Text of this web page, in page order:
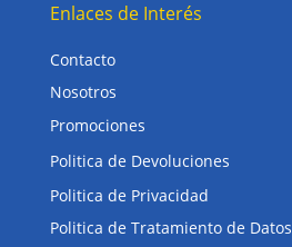
Enlaces de Interés
Contacto
Nosotros
Promociones
Politica de Devoluciones
Politica de Privacidad
Politica de Tratamiento de Datos